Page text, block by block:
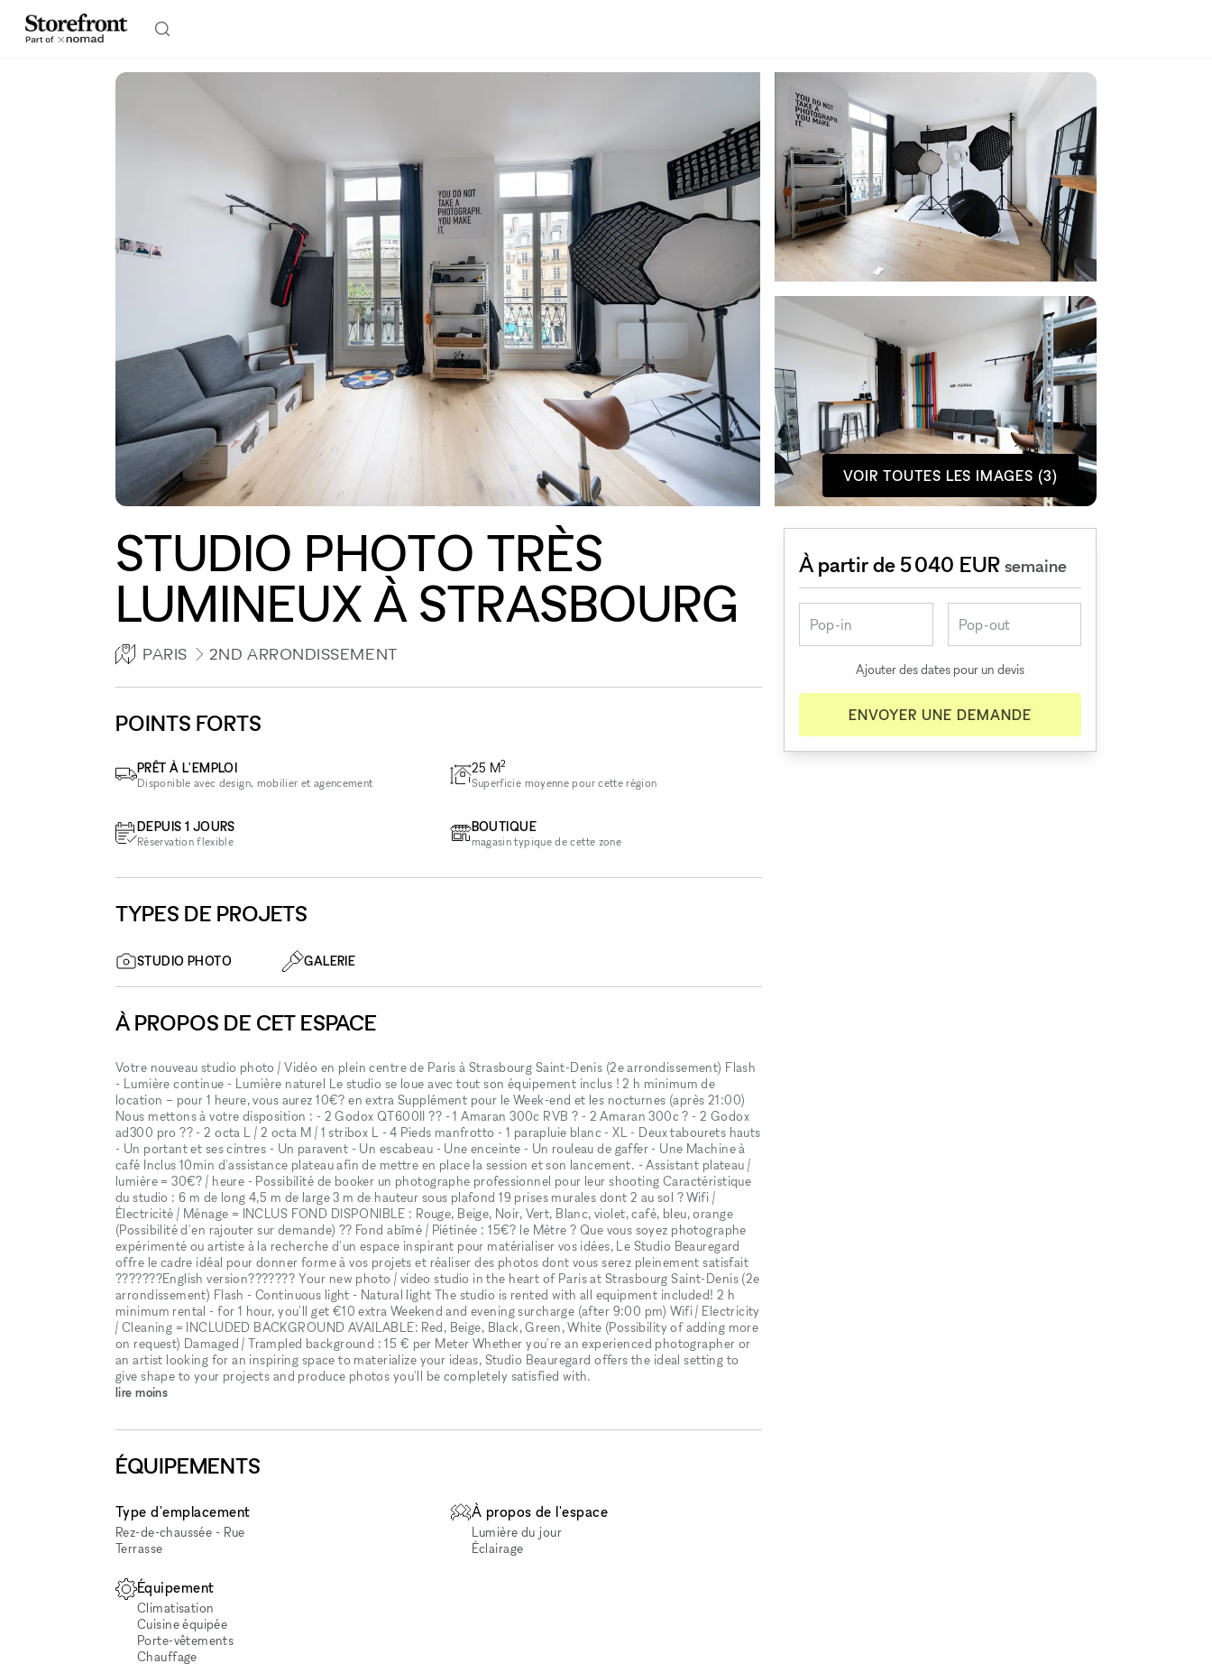
VOIR TOUTES LES IMAGES (3)
STUDIO PHOTO TRÈS
LUMINEUX À STRASBOURG
PARIS 2ND ARRONDISSEMENT
POINTS FORTS
PRÊT À L'EMPLOI
Disponible avec design, mobilier et agencement
DEPUIS 1 JOURS
Réservation flexible
25 M2
Superficie moyenne pour cette région
BOUTIQUE
magasin typique de cette zone
TYPES DE PROJETS
STUDIO PHOTO GALERIE
À PROPOS DE CET ESPACE
Votre nouveau studio photo / Vidéo en plein centre de Paris à Strasbourg Saint-Denis (2e arrondissement) Flash
- Lumière continue - Lumière naturel Le studio se loue avec tout son équipement inclus ! 2 h minimum de
location – pour 1 heure, vous aurez 10€? en extra Supplément pour le Week-end et les nocturnes (après 21:00)
Nous mettons à votre disposition : - 2 Godox QT600II ?? - 1 Amaran 300c RVB ? - 2 Amaran 300c ? - 2 Godox
ad300 pro ?? - 2 octa L / 2 octa M / 1 stribox L - 4 Pieds manfrotto - 1 parapluie blanc - XL - Deux tabourets hauts
- Un portant et ses cintres - Un paravent - Un escabeau - Une enceinte - Un rouleau de gaffer - Une Machine à
café Inclus 10min d'assistance plateau afin de mettre en place la session et son lancement. - Assistant plateau /
lumière = 30€? / heure - Possibilité de booker un photographe professionnel pour leur shooting Caractéristique
du studio : 6 m de long 4,5 m de large 3 m de hauteur sous plafond 19 prises murales dont 2 au sol ? Wifi /
Électricité / Ménage = INCLUS FOND DISPONIBLE : Rouge, Beige, Noir, Vert, Blanc, violet, café, bleu, orange
(Possibilité d'en rajouter sur demande) ?? Fond abîmé / Piétinée : 15€? le Mètre ? Que vous soyez photographe
expérimenté ou artiste à la recherche d'un espace inspirant pour matérialiser vos idées, Le Studio Beauregard
offre le cadre idéal pour donner forme à vos projets et réaliser des photos dont vous serez pleinement satisfait
???????English version??????? Your new photo / video studio in the heart of Paris at Strasbourg Saint-Denis (2e
arrondissement) Flash - Continuous light - Natural light The studio is rented with all equipment included! 2 h
minimum rental - for 1 hour, you'll get €10 extra Weekend and evening surcharge (after 9:00 pm) Wifi / Electricity
/ Cleaning = INCLUDED BACKGROUND AVAILABLE: Red, Beige, Black, Green, White (Possibility of adding more
on request) Damaged / Trampled background : 15 € per Meter Whether you're an experienced photographer or
an artist looking for an inspiring space to materialize your ideas, Studio Beauregard offers the ideal setting to
give shape to your projects and produce photos you'll be completely satisfied with.
lire moins
ÉQUIPEMENTS
Type d'emplacement
Rez-de-chaussée - Rue
Terrasse
À propos de l'espace
Lumière du jour
Éclairage
Équipement
Climatisation
Cuisine équipée
Porte-vêtements
Chauffage
À partir de 5 040 EURsemaine
Ajouter des dates pour un devis
ENVOYER UNE DEMANDE